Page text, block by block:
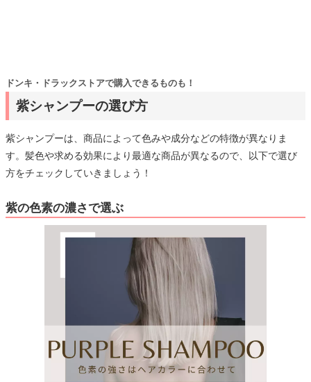
紫シャンプーの選び方
ドンキ・ドラックストアで購入できるものも！
紫シャンプーは、商品によって色みや成分などの特徴が異なりま
す。髪色や求める効果により最適な商品が異なるので、以下で選び
方をチェックしていきましょう！
紫の色素の濃さで選ぶ